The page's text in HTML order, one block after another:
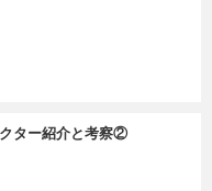
クター紹介と考察②